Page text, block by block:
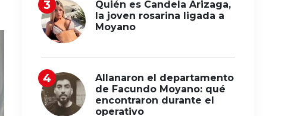
Quién es Candela Arizaga,
la joven rosarina ligada a
Moyano
Allanaron el departamento
de Facundo Moyano: qué
encontraron durante el
operativo